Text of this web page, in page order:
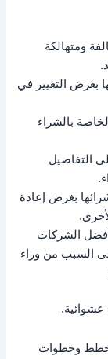
ومتهالكة
بغرض التغيير في
بالشراء
التفاصيل
بغرض إعادة
الشركات
السبب من وراء
عشوائية.
عام وبناء على خطط وخطوات